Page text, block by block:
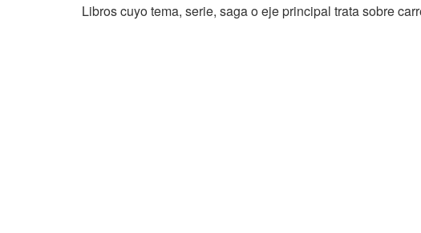
Libros cuyo tema, serie, saga o eje principal trata sobre